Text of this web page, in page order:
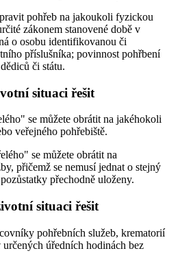
pohřeb na jakoukoli fyzickou
zákonem stanovené době v
o osobu identifikovanou či
příslušníka; povinnost pohřbení
či státu.
situaci řešit
se můžete obrátit na jakéhokoli
veřejného pohřebiště.
se můžete obrátit na
přičemž se nemusí jednat o stejný
přechodně uloženy.
situaci řešit
pohřebních služeb, krematorií
úředních hodinách bez